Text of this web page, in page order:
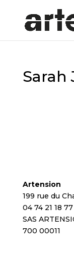
Sarah
Artension
199 rue du
04 74 21 18 77
SAS
700 00011